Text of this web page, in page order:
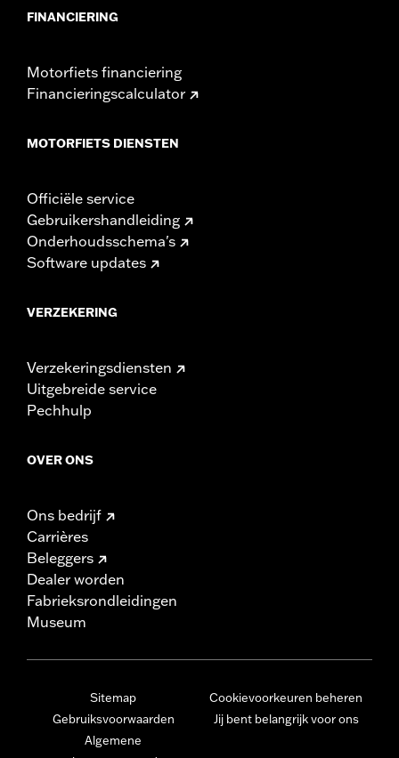
FINANCIERING
Motorfiets financiering
Financieringscalculator
MOTORFIETS DIENSTEN
Officiële service
Gebruikershandleiding
Onderhoudsschema's
Software updates
VERZEKERING
Verzekeringsdiensten
Uitgebreide service
Pechhulp
OVER ONS
Ons bedrijf
Carrières
Beleggers
Dealer worden
Fabrieksrondleidingen
Museum
Sitemap
Gebruiksvoorwaarden
Algemene
Cookievoorkeuren beheren
Jij bent belangrijk voor ons